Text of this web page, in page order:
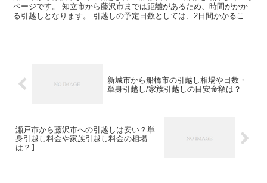
ページです。 知立市から藤沢市までは距離があるため、時間がかか
る引越しとなります。 引越しの予定日数としては、2日間かかること
新城市から船橋市の引越し相場や日数・
単身引越し/家族引越しの目安金額は？
瀬戸市から藤沢市への引越しは安い？単
身引越し料金や家族引越し料金の相場
は？】